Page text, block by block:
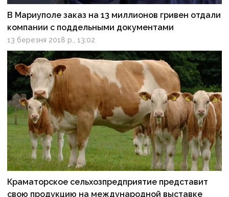
В Мариуполе заказ на 13 миллионов гривен отдали
компании с поддельными документами
13 березня 2018 р., 13:02
Краматорское сельхозпредприятие представит
свою продукцию на международной выставке